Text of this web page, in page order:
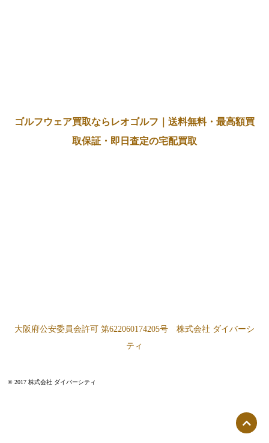
ゴルフウェア買取ならレオゴルフ｜送料無料・最高額買
取保証・即日査定の宅配買取
大阪府公安委員会許可 第622060174205号 株式会社 ダイバーシ
ティ
© 2017 株式会社 ダイバーシティ